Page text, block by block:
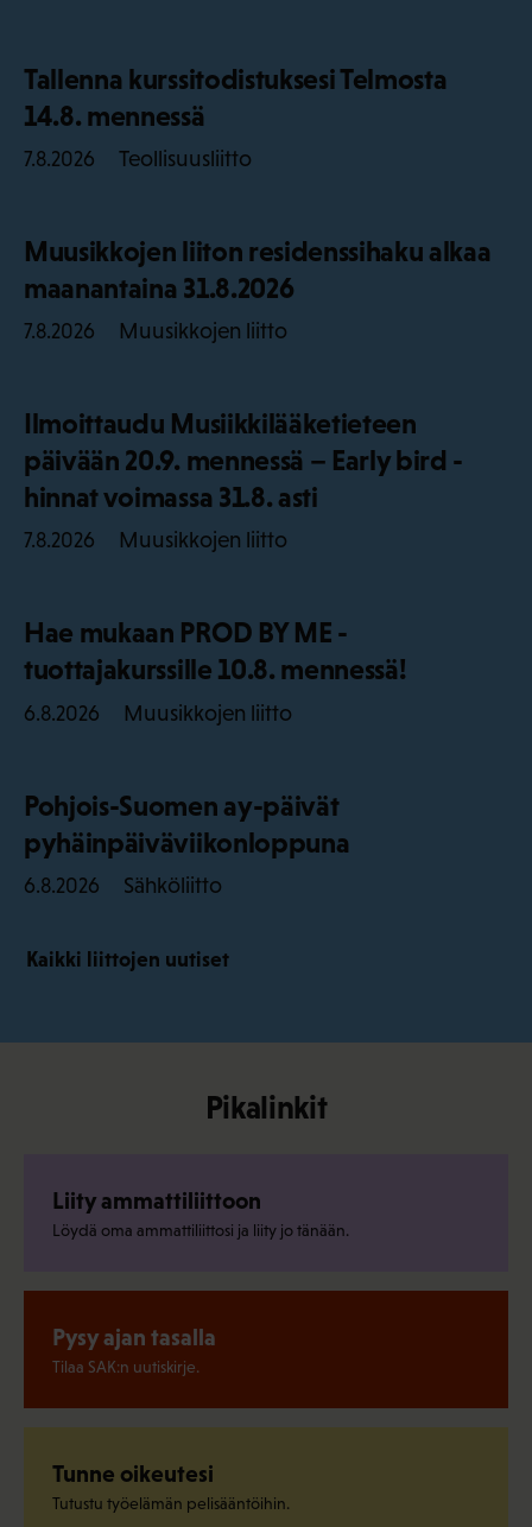
Tallenna kurssitodistuksesi Telmosta
14.8. mennessä
7.8.2026 Teollisuusliitto
Muusikkojen liiton residenssihaku alkaa
maanantaina 31.8.2026
7.8.2026 Muusikkojen liitto
Ilmoittaudu Musiikkilääketieteen
päivään 20.9. mennessä – Early bird -
hinnat voimassa 31.8. asti
7.8.2026 Muusikkojen liitto
Hae mukaan PROD BY ME -
tuottajakurssille 10.8. mennessä!
6.8.2026 Muusikkojen liitto
Pohjois-Suomen ay-päivät
pyhäinpäiväviikonloppuna
6.8.2026 Sähköliitto
Kaikki liittojen uutiset
Pikalinkit
Liity ammattiliittoon
Löydä oma ammattiliittosi ja liity jo tänään.
Pysy ajan tasalla
Tilaa SAK:n uutiskirje.
Tunne oikeutesi
Tutustu työelämän pelisääntöihin.